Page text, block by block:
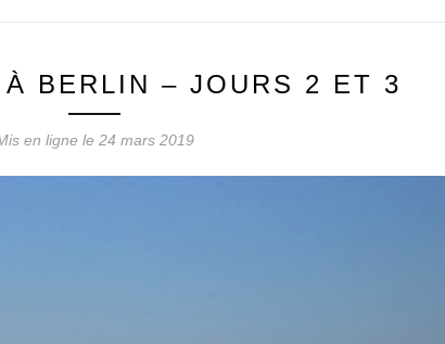
À BERLIN – JOURS 2 ET 3
en ligne le 24 mars 2019